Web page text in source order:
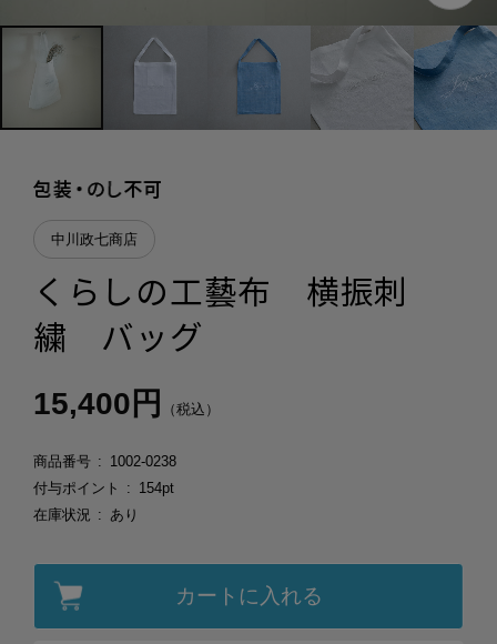
中川政七商店
くらしの工藝布 横振刺
繍 バッグ
15,400円 （税込）
商品番号
1002-0238
付与ポイント
154pt
在庫状況
あり
カートに入れる